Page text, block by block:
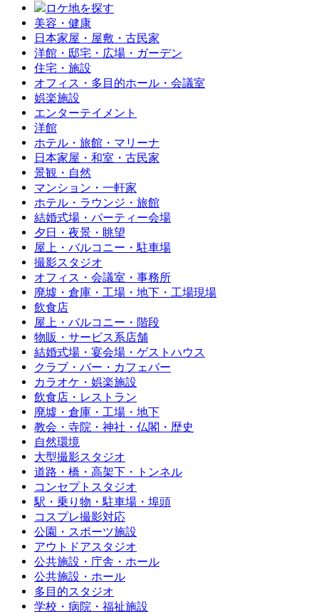
ロケ地を探す
美容・健康
日本家屋・屋敷・古民家
洋館・邸宅・広場・ガーデン
住宅・施設
オフィス・多目的ホール・会議室
娯楽施設
エンターテイメント
洋館
ホテル・旅館・マリーナ
日本家屋・和室・古民家
景観・自然
マンション・一軒家
ホテル・ラウンジ・旅館
結婚式場・パーティー会場
夕日・夜景・眺望
屋上・バルコニー・駐車場
撮影スタジオ
オフィス・会議室・事務所
廃墟・倉庫・工場・地下・工場現場
飲食店
屋上・バルコニー・階段
物販・サービス系店舗
結婚式場・宴会場・ゲストハウス
クラブ・バー・カフェバー
カラオケ・娯楽施設
飲食店・レストラン
廃墟・倉庫・工場・地下
教会・寺院・神社・仏閣・歴史
自然環境
大型撮影スタジオ
道路・橋・高架下・トンネル
コンセプトスタジオ
駅・乗り物・駐車場・埠頭
コスプレ撮影対応
公園・スポーツ施設
アウトドアスタジオ
公共施設・庁舎・ホール
公共施設・ホール
多目的スタジオ
学校・病院・福祉施設